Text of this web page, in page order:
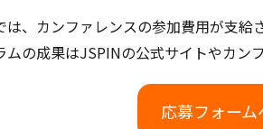
は、カンファレンスの参加費用が支
の成果はJSPINの公式サイトやカン
応募フォーム